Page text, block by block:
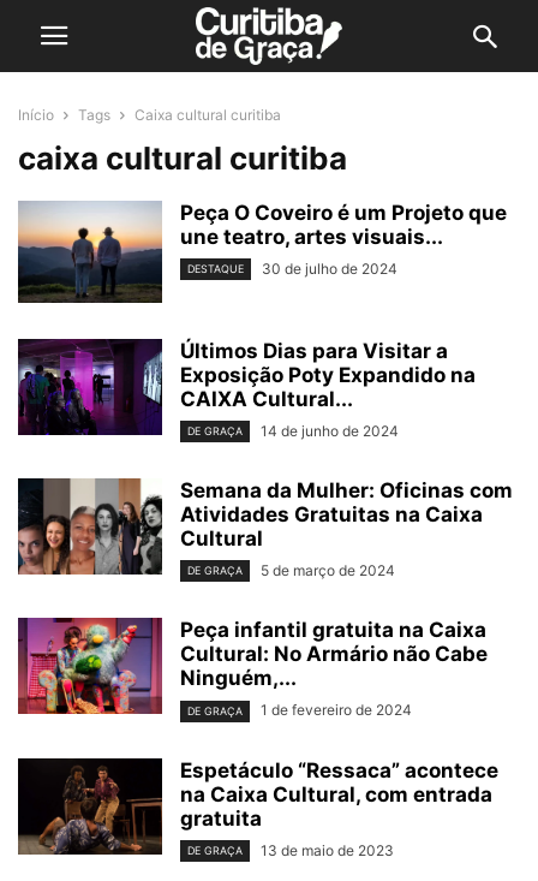
Início Tags Caixa cultural curitiba
caixa cultural curitiba
Peça O Coveiro é um Projeto que
une teatro, artes visuais...
DESTAQUE 30 de julho de 2024
Últimos Dias para Visitar a
Exposição Poty Expandido na
CAIXA Cultural...
DE GRAÇA 14 de junho de 2024
Semana da Mulher: Oficinas com
Atividades Gratuitas na Caixa
Cultural
DE GRAÇA 5 de março de 2024
Peça infantil gratuita na Caixa
Cultural: No Armário não Cabe
Ninguém,...
DE GRAÇA 1 de fevereiro de 2024
Espetáculo “Ressaca” acontece
na Caixa Cultural, com entrada
gratuita
DE GRAÇA 13 de maio de 2023